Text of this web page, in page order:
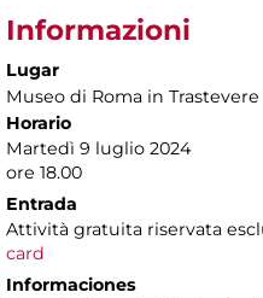
Informazioni
Lugar
Museo di Roma in Trastevere
Horario
Martedì 9 luglio 2024
ore 18.00
Entrada
Attività gratuita riservata
card
Informaciones